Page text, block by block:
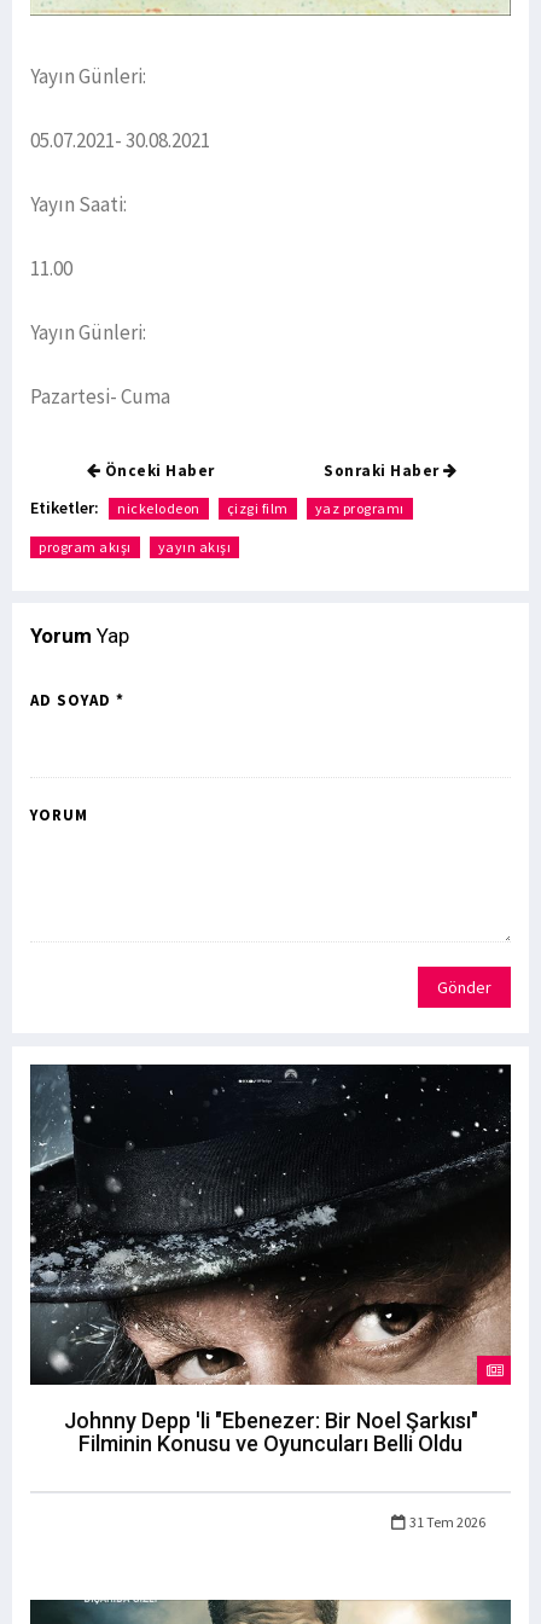
Yayın Günleri:
05.07.2021- 30.08.2021
Yayın Saati:
11.00
Yayın Günleri:
Pazartesi- Cuma
Önceki Haber Sonraki Haber
Etiketler: nickelodeon çizgi film yaz programı
program akışı yayın akışı
Yorum Yap
AD SOYAD *
YORUM
Gönder
Johnny Depp 'li "Ebenezer: Bir Noel Şarkısı"
Filminin Konusu ve Oyuncuları Belli Oldu
31 Tem 2026